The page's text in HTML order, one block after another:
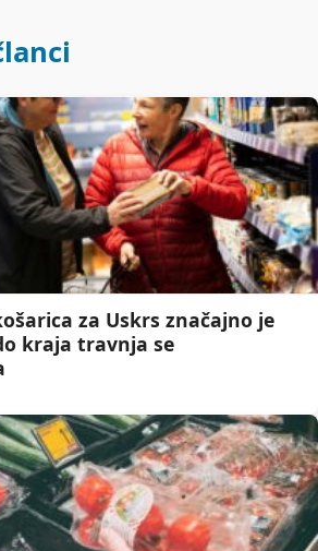
za Uskrs značajno je
kraja travnja se